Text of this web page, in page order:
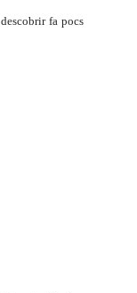
fa pocs